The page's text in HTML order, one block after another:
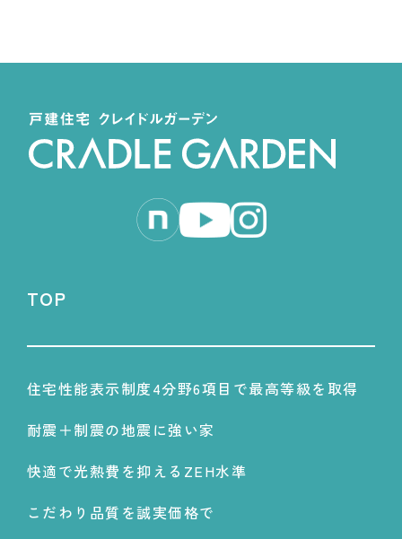
TOP
住宅性能表示制度4分野6項目で最高等級を取得
耐震＋制震の地震に強い家
快適で光熱費を抑えるZEH水準
こだわり品質を誠実価格で